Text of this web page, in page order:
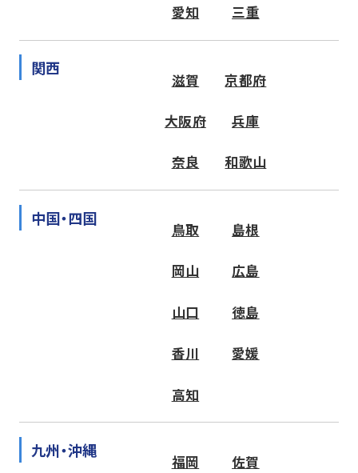
愛知 三重
関西
滋賀 京都府
大阪府 兵庫
奈良 和歌山
中国・四国
鳥取 島根
岡山 広島
山口 徳島
香川 愛媛
高知
九州・沖縄
福岡 佐賀